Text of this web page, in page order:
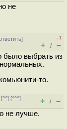
не
]
–1
+ / –
выбрать из
то.
[^^] [^^^]
+ / –
не лучше.